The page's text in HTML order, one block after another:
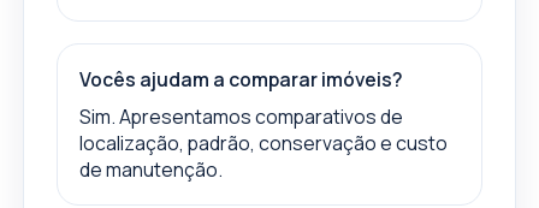
Vocês ajudam a comparar imóveis?
Sim. Apresentamos comparativos de
localização, padrão, conservação e custo
de manutenção.